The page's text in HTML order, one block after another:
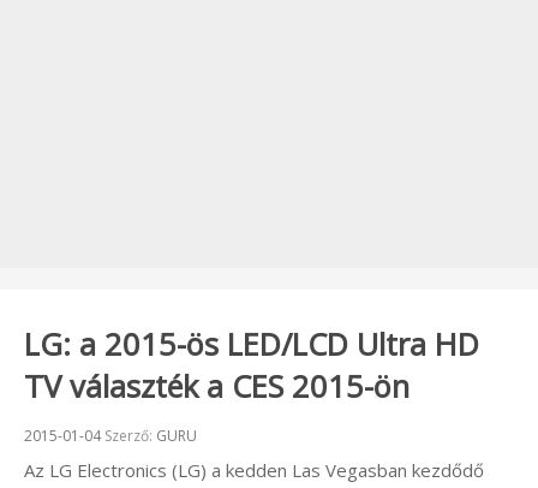
LG: a 2015-ös LED/LCD Ultra HD
TV választék a CES 2015-ön
Beküldve:
2015-01-04Szerző: GURU
Az LG Electronics (LG) a kedden Las Vegasban kezdődő